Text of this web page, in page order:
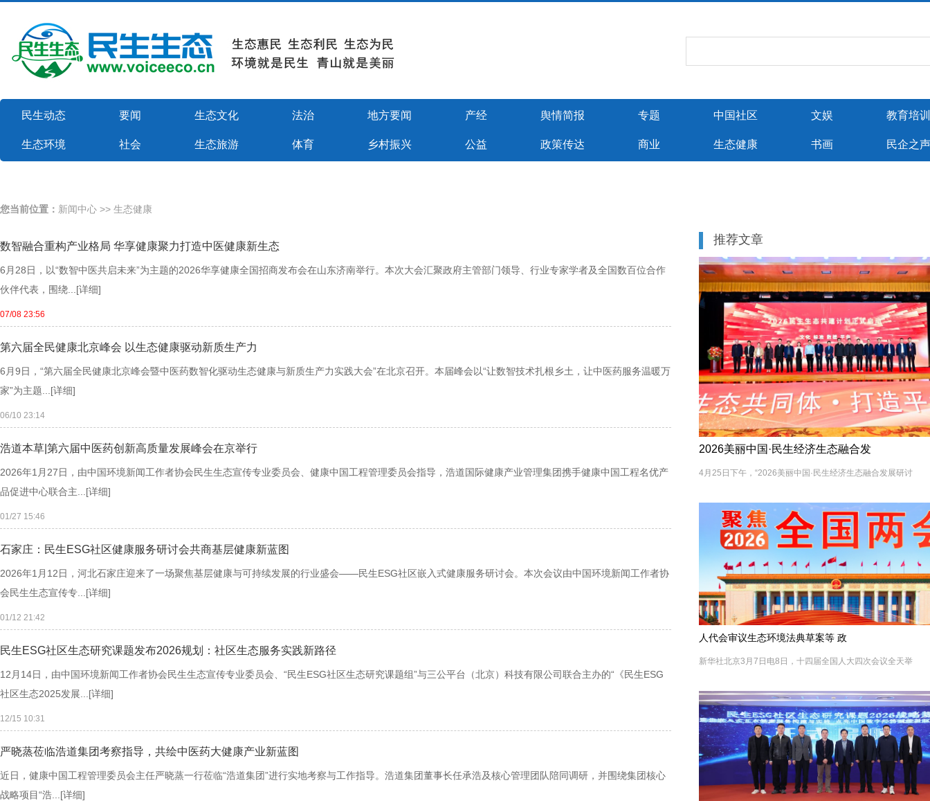
民生动态 要闻 生态文化 法治 地方要闻 产经 舆情简报 专题 中国社区 文娱 教育培训
生态环境 社会 生态旅游 体育 乡村振兴 公益 政策传达 商业 生态健康 书画 民企之声
您当前位置： 新闻中心 >> 生态健康
数智融合重构产业格局 华享健康聚力打造中医健康新生态
6月28日，以“数智中医共启未来”为主题的2026华享健康全国招商发布会在山东济南举行。本次大会汇聚政府主管部门领导、行业专家学者及全国数百位合作
伙伴代表，围绕... [详细]
07/08 23:56
第六届全民健康北京峰会 以生态健康驱动新质生产力
6月9日，“第六届全民健康北京峰会暨中医药数智化驱动生态健康与新质生产力实践大会”在北京召开。本届峰会以“让数智技术扎根乡土，让中医药服务温暖万
家”为主题... [详细]
06/10 23:14
浩道本草|第六届中医药创新高质量发展峰会在京举行
2026年1月27日，由中国环境新闻工作者协会民生生态宣传专业委员会、健康中国工程管理委员会指导，浩道国际健康产业管理集团携手健康中国工程名优产
品促进中心联合主... [详细]
01/27 15:46
石家庄：民生ESG社区健康服务研讨会共商基层健康新蓝图
2026年1月12日，河北石家庄迎来了一场聚焦基层健康与可持续发展的行业盛会——民生ESG社区嵌入式健康服务研讨会。本次会议由中国环境新闻工作者协
会民生生态宣传专... [详细]
01/12 21:42
民生ESG社区生态研究课题发布2026规划：社区生态服务实践新路径
12月14日，由中国环境新闻工作者协会民生生态宣传专业委员会、“民生ESG社区生态研究课题组”与三公平台（北京）科技有限公司联合主办的“《民生ESG
社区生态2025发展... [详细]
12/15 10:31
严晓蒸莅临浩道集团考察指导，共绘中医药大健康产业新蓝图
近日，健康中国工程管理委员会主任严晓蒸一行莅临“浩道集团”进行实地考察与工作指导。浩道集团董事长任承浩及核心管理团队陪同调研，并围绕集团核心
战略项目“浩... [详细]
推荐文章
2026美丽中国·民生经济生态融合发
4月25日下午，“2026美丽中国·民生经济生态融合发展研讨
人代会审议生态环境法典草案等 政
新华社北京3月7日电8日，十四届全国人大四次会议全天举